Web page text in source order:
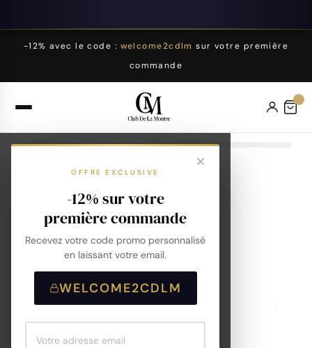
-12% avec le code : welcome2cdlm sur votre première
commande
OFFRE EXCLUSIVE
-12% sur votre
première commande
Recevez votre code promo personnalisé
en laissant votre email.
WELCOME2CDLM